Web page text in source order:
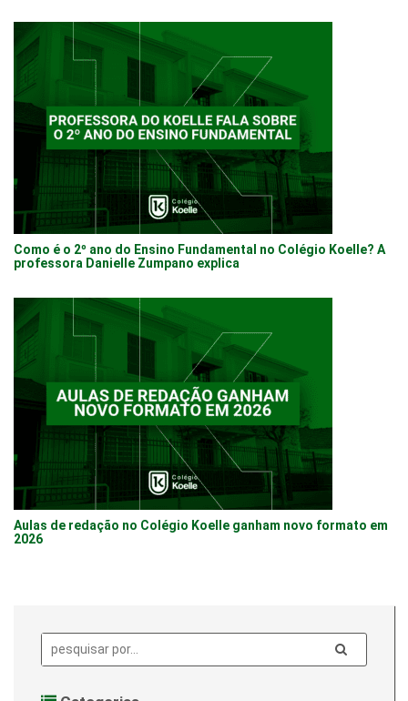
Como é o 2º ano do Ensino Fundamental no Colégio Koelle? A
professora Danielle Zumpano explica
Aulas de redação no Colégio Koelle ganham novo formato em
2026
Pesquisa: